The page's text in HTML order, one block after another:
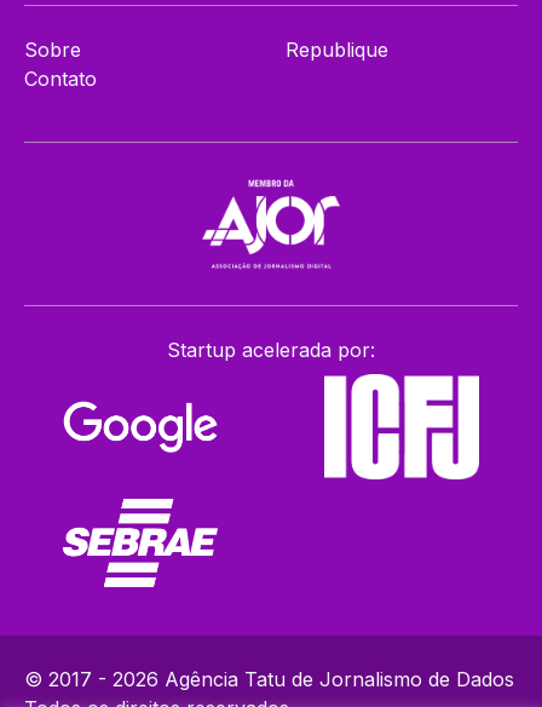
Sobre
Contato
Republique
Startup acelerada por:
© 2017 - 2026 Agência Tatu de Jornalismo de Dados